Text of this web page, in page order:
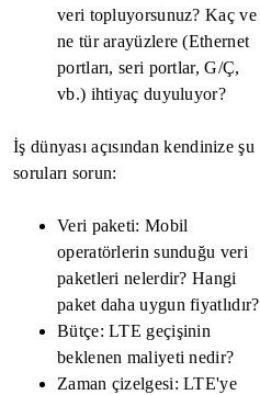
veri topluyorsunuz? Kaç ve
ne tür arayüzlere (Ethernet
portları, seri portlar, G/Ç,
vb.) ihtiyaç duyuluyor?
İş dünyası açısından kendinize şu
soruları sorun:
Veri paketi: Mobil
operatörlerin sunduğu veri
paketleri nelerdir? Hangi
paket daha uygun fiyatlıdır?
Bütçe: LTE geçişinin
beklenen maliyeti nedir?
Zaman çizelgesi: LTE'ye